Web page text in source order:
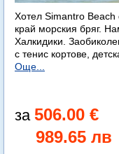
Хотел Simantro
край морския бряг.
Халкидики.
с тенис кортове,
Още...
506.00 €
989.65 лв